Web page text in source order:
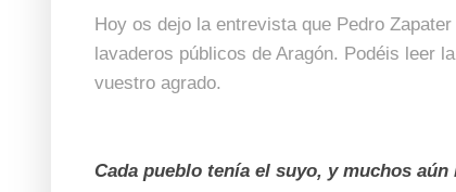
Hoy os dejo la entrevista que Pedro
lavaderos públicos de Aragón. Podéis leer
vuestro agrado.
Cada pueblo tenía el suyo, y muchos